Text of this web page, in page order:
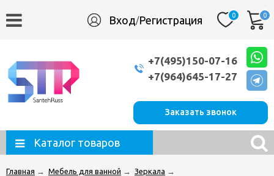
Вход/Регистрация 0 0
+7(495)150-07-16
+7(964)645-17-27
Заказать звонок
Каталог товаров
Главная → Мебель для ванной → Зеркала →